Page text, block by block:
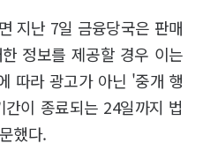
지난 7일 금융당국은 판매
정보를 제공할 경우 이는
따라 광고가 아닌 '중개 행
이 종료되는 24일까지 법
했다.